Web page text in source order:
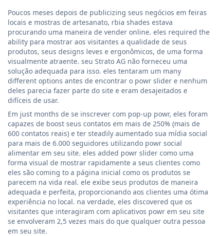
Poucos meses depois de publicizing seus negócios em feiras
locais e mostras de artesanato, rbia shades estava
procurando uma maneira de vender online. eles required the
ability para mostrar aos visitantes a qualidade de seus
produtos, seus designs leves e ergonômicos, de uma forma
visualmente atraente. seu Strato AG não forneceu uma
solução adequada para isso. eles tentaram um many
different options antes de encontrar o powr slider e nenhum
deles parecia fazer parte do site e eram desajeitados e
difíceis de usar.
Em just months de se inscrever com pop-up powr, eles foram
capazes de boost seus contatos em mais de 250% (mais de
600 contatos reais) e ter steadily aumentado sua mídia social
para mais de 6.000 seguidores utilizando powr social
alimentar em seu site. eles added powr slider como uma
forma visual de mostrar rapidamente a seus clientes como
eles são coming to a página inicial como os produtos se
parecem na vida real. ele exibe seus produtos de maneira
adequada e perfeita, proporcionando aos clientes uma ótima
experiência no local. na verdade, eles discovered que os
visitantes que interagiram com aplicativos powr em seu site
se envolveram 2,5 vezes mais do que qualquer outra pessoa
em seu site.